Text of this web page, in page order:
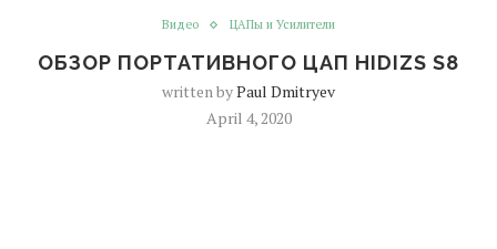
Видео ЦАПы и Усилители
ОБЗОР ПОРТАТИВНОГО ЦАП HIDIZS S8
written byPaul Dmitryev
April 4, 2020